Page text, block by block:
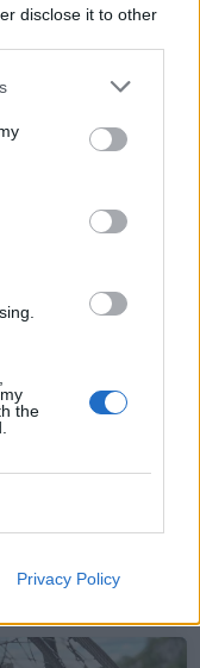
disclose it to other
the
Privacy Policy